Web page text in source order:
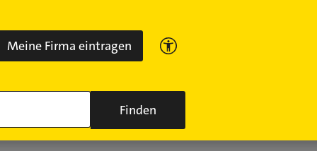
Meine Firma eintragen
Finden